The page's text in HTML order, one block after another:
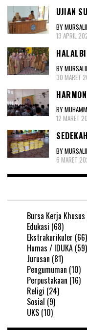
UJIAN
BY
13 APRIL
BY
30 MARET
BY
12 MARET
BY
6 MARET
Bursa Kerja Khusus
Edukasi (68)
Ekstrakurikuler (66)
Humas / IDUKA (59)
Jurusan (81)
Pengumuman (10)
Perpustakaan (16)
Religi (24)
Sosial (9)
UKS (10)